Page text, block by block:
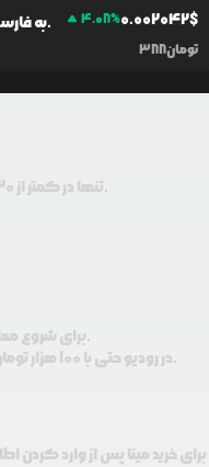
HXRO به فارسی "هکسرو" ترجمه می‌شود. 4.08%0.002042$
388تومان
تنها در کمتر از 30 ثانیه ثبت‌نام و احراز هویت خود را تکمیل کنید.
برای شروع معامله، کیف پول خود را به میزان دلخواه شارژ کنید.
در رودیو حتی با 100 هزار تومان هم امکان معامله و خرید ارز دیجیتال وجود دارد.
برای خرید مینا پس از وارد کردن